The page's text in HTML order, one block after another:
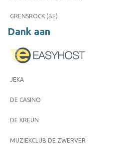
GRENSROCK (BE)
Dank aan
JEKA
DE CASINO
DE KREUN
MUZIEKCLUB DE ZWERVER